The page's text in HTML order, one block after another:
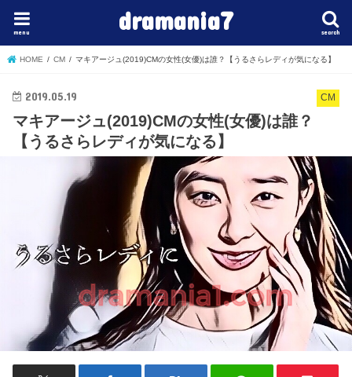
dramania7 search
menu
HOME CM マキアージュ(2019)CMの女性(女優)は誰？【うるさらレディが気になる】
CM
2019.05.19
マキアージュ(2019)CMの女性(女優)は誰？
【うるさらレディが気になる】